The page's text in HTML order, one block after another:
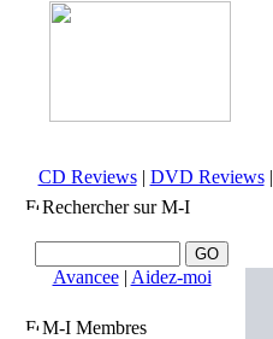
CD Reviews| DVD Reviews|
Rechercher sur M-I
Avancee| Aidez-moi
M-I Membres